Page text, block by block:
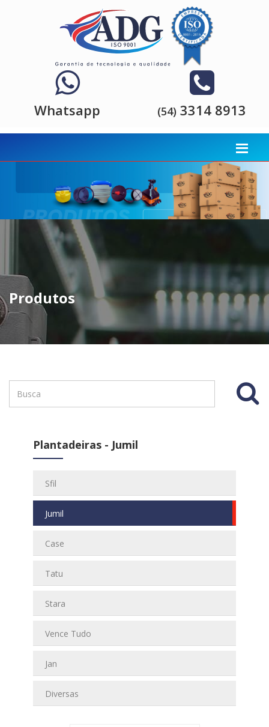
Whatsapp (54) 3314 8913
Produtos
Plantadeiras - Jumil
Sfil
Jumil
Case
Tatu
Stara
Vence Tudo
Jan
Diversas